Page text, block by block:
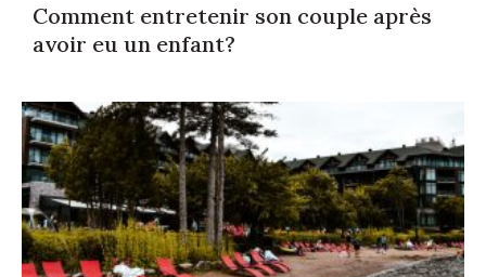
Comment entretenir son couple après
avoir eu un enfant?